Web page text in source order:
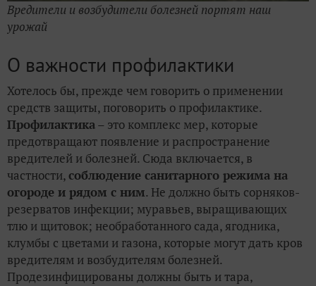
Вредители и возбудители болезней портят наш
урожай
О важности профилактики
Хотелось бы, прежде чем говорить о применении
средств защиты, поговорить о профилактике.
Профилактика – это комплекс мер, которые
предотвращают появление и распространение
вредителей и болезней. Сюда включается, в
частности,соблюдение санитарного режима на
огороде и рядом с ним. Не должно быть сорняков-
резерватов инфекции; муравьев, выращивающих
тлю и щитовок; необработанного сада, ягодника,
клумбы с цветами и газона, которые могут дать кров
вредителям и возбудителям болезней.
Продезинфицированы должны быть и тара,